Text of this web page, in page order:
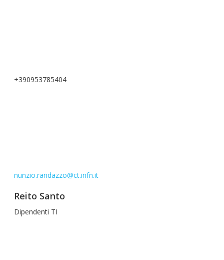
+390953785404
nunzio.randazzo@ct.infn.it
Reito Santo
Dipendenti TI